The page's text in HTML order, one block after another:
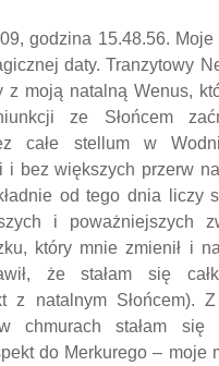
godzina 15.48.56. Moje
daty. Tranzytowy
z moją natalną Wenus,
ze Słońcem
całe stellum w
i bez większych przerw
od tego dnia liczy
i poważniejszych
który mnie zmienił i
że stałam się
z natalnym Słońcem).
chmurach stałam się
do Merkurego – moje